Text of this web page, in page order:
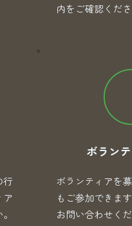
内をご確認くださ
行
ボラン
ボランティアを
もご参加できま
お問い合わせくだ